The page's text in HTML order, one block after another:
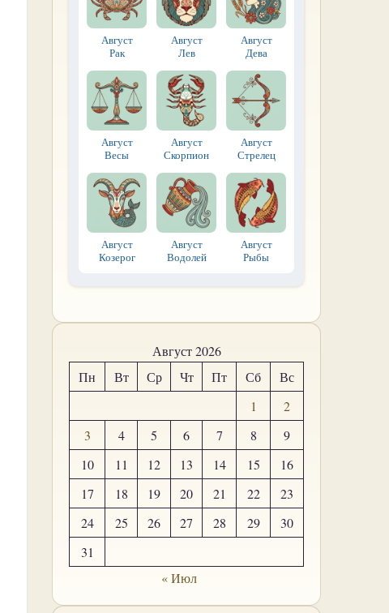
Август
Рак
Август
Лев
Август
Дева
Август
Весы
Август
Скорпион
Август
Стрелец
Август
Козерог
Август
Водолей
Август
Рыбы
Август 2026
Пн
Вт Ср Чт Пт Сб
Вс
1
2
3
4 5 6 7 8
9
10
11 12 13 14 15
16
17
18 19 20 21 22
23
24
25 26 27 28 29
30
31
« Июл